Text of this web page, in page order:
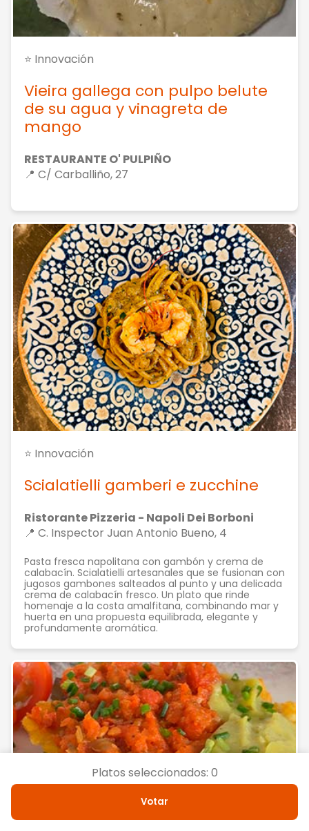
⭐ Innovación
Vieira gallega con pulpo belute
de su agua y vinagreta de
mango
RESTAURANTE O' PULPIÑO
📍 C/ Carballiño, 27
⭐ Innovación
Scialatielli gamberi e zucchine
Ristorante Pizzeria - Napoli Dei Borboni
📍 C. Inspector Juan Antonio Bueno, 4
Pasta fresca napolitana con gambón y crema de
calabacín. Scialatielli artesanales que se fusionan con
jugosos gambones salteados al punto y una delicada
crema de calabacín fresco. Un plato que rinde
homenaje a la costa amalfitana, combinando mar y
huerta en una propuesta equilibrada, elegante y
profundamente aromática.
Platos seleccionados: 0
Votar